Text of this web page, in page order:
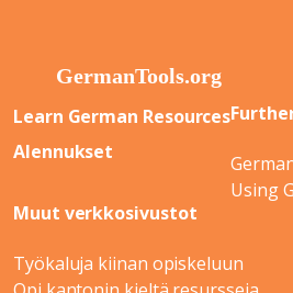
Learn German Resources
Alennukset
Using
Muut verkkosivustot
Työkaluja kiinan opiskeluun